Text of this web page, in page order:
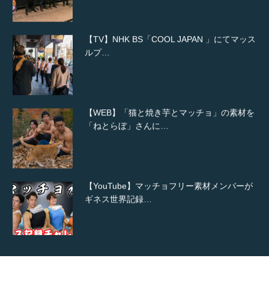
【TV】NHK BS「COOL JAPAN 」にてマッス
ルプ…
【WEB】「猫と焼き芋とマッチョ」の素材を
「ねとらぼ」さんに…
【YouTube】マッチョフリー素材メンバーが
ギネス世界記録…